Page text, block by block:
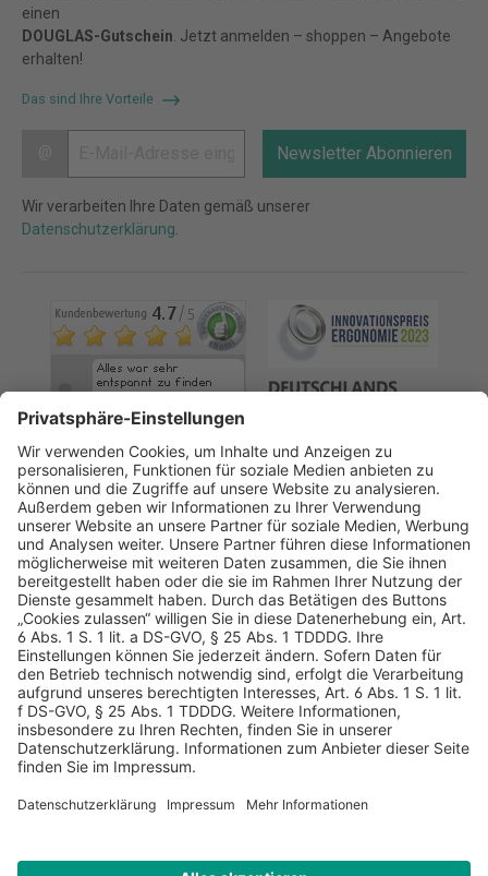
einen
DOUGLAS-Gutschein . Jetzt anmelden – shoppen – Angebote
erhalten!
Das sind Ihre Vorteile
Newsletter Abonnieren
Wir verarbeiten Ihre Daten gemäß unserer
Datenschutzerklärung
AGB Datenschutz
Impressum
Sicherheitshinweis
Compliance